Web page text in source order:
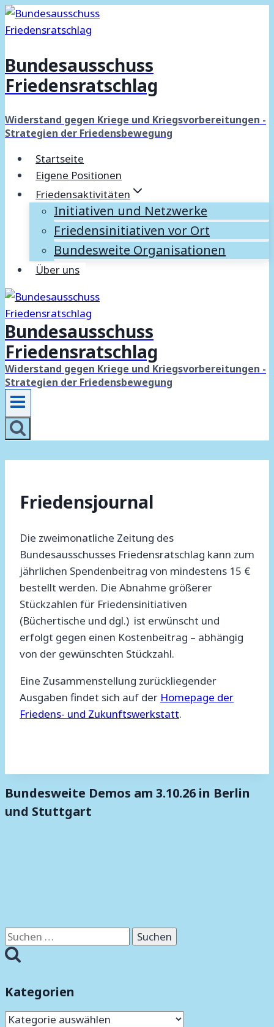
Zum
Inhalt
Bundesausschuss
Friedensratschlag
Widerstand gegen Kriege und Kriegsvorbereitungen -
Strategien der Friedensbewegung
Startseite
Eigene Positionen
Friedensaktivitäten
Initiativen und Netzwerke
Friedensinitiativen vor Ort
Bundesweite Organisationen
Über uns
Bundesausschuss
Friedensratschlag
Widerstand gegen Kriege und Kriegsvorbereitungen -
Strategien der Friedensbewegung
Friedensjournal
Die zweimonatliche Zeitung des
Bundesausschusses Friedensratschlag kann zum
jährlichen Spendenbeitrag von mindestens 15 €
bestellt werden. Die Abnahme größerer
Stückzahlen für Friedensinitiativen
(Büchertische und dgl.) ist erwünscht und
erfolgt gegen einen Kostenbeitrag – abhängig
von der gewünschten Stückzahl.
Eine Zusammenstellung zurückliegender
Ausgaben findet sich auf der Homepage der
Friedens- und Zukunftswerkstatt.
Bundesweite Demos am 3.10.26 in Berlin
und Stuttgart
Suchen
nach:
Kategorien
Kategorien